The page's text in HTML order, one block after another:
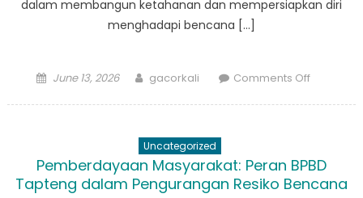
dalam membangun ketahanan dan mempersiapkan diri
menghadapi bencana […]
Posted
June 13, 2026 Author
gacorkali Comments Offon
Tapanuli
Tengah:
Uncategorized
Pemberdayaan Masyarakat: Peran BPBD
Tapteng dalam Pengurangan Resiko Bencana